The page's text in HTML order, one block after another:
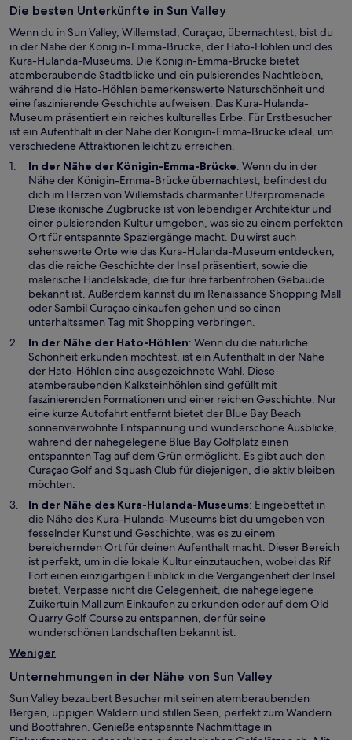
g
e
ö
f
f
n
e
t
e
e
n
F
e
n
s
t
e
r
g
e
ö
f
f
n
e
t
Die besten Unterkünfte in Sun Valley
Wenn du in Sun Valley, Willemstad, Curaçao, übernachtest, bist du
in der Nähe der Königin-Emma-Brücke, der Hato-Höhlen und des
Kura-Hulanda-Museums. Die Königin-Emma-Brücke bietet
atemberaubende Stadtblicke und ein pulsierendes Nachtleben,
während die Hato-Höhlen bemerkenswerte Naturschönheit und
eine faszinierende Geschichte aufweisen. Das Kura-Hulanda-
Museum präsentiert ein reiches kulturelles Erbe. Für Erstbesucher
ist ein Aufenthalt in der Nähe der Königin-Emma-Brücke ideal, um
verschiedene Attraktionen leicht zu erreichen.
In der Nähe der Königin-Emma-BrückeW
i
r
d
i
n
e
i
n
e
m
n
u
e
n
F
e
n
s
t
e
r
e
ö
f
f
n
e
t
: Wenn du in der
Nähe der Königin-Emma-Brücke übernachtest, befindest du
dich im Herzen von Willemstads charmanter Uferpromenade.
Diese ikonische Zugbrücke ist von lebendiger Architektur und
einer pulsierenden Kultur umgeben, was sie zu einem perfekten
Ort für entspannte Spaziergänge macht. Du wirst auch
sehenswerte Orte wie das Kura-Hulanda-MuseumW
i
r
d
i
e
i
n
m
n
e
u
e
n
F
n
s
e
r
g
e
ö
entdecken,
das die reiche Geschichte der Insel präsentiert, sowie die
malerische Handelskade, die für ihre farbenfrohen Gebäude
bekannt ist. Außerdem kannst du im Renaissance Shopping Mall
oder Sambil Curaçao einkaufen gehen und so einen
unterhaltsamen Tag mit Shopping verbringen.
In der Nähe der Hato-HöhlenW
i
r
d
i
n
e
i
n
e
e
u
e
n
F
e
n
s
t
e
e
ö
f
f
: Wenn du die natürliche
Schönheit erkunden möchtest, ist ein Aufenthalt in der Nähe
der Hato-Höhlen eine ausgezeichnete Wahl. Diese
atemberaubenden Kalksteinhöhlen sind gefüllt mit
faszinierenden Formationen und einer reichen Geschichte. Nur
eine kurze Autofahrt entfernt bietet der Blue Bay Beach
sonnenverwöhnte Entspannung und wunderschöne Ausblicke,
während der nahegelegene Blue Bay Golfplatz einen
entspannten Tag auf dem Grün ermöglicht. Es gibt auch den
Curaçao Golf and Squash Club für diejenigen, die aktiv bleiben
möchten.
In der Nähe des Kura-Hulanda-Museums: Eingebettet in
die Nähe des Kura-Hulanda-Museums bist du umgeben von
fesselnder Kunst und Geschichte, was es zu einem
bereichernden Ort für deinen Aufenthalt macht. Dieser Bereich
ist perfekt, um in die lokale Kultur einzutauchen, wobei das Rif
Fort einen einzigartigen Einblick in die Vergangenheit der Insel
bietet. Verpasse nicht die Gelegenheit, die nahegelegene
Zuikertuin Mall zum Einkaufen zu erkunden oder auf dem Old
Quarry Golf Course zu entspannen, der für seine
wunderschönen Landschaften bekannt ist.
Weniger
Unternehmungen in der Nähe von Sun Valley
Sun Valley bezaubert Besucher mit seinen atemberaubenden
Bergen, üppigen Wäldern und stillen Seen, perfekt zum Wandern
und Bootfahren. Genieße entspannte Nachmittage in